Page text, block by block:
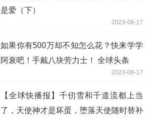
是爱（下）
2023-06-17
如果你有500万却不知怎么花？快来学学
阿衰吧！手戴八块劳力士！ 全球头条
2023-06-17
【全球快播报】千仞雪和千道流都上当
了，天使神才是坏蛋，堕落天使随时替补